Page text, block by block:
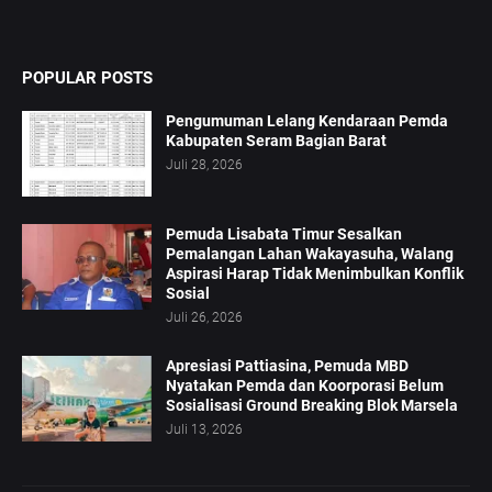
POPULAR POSTS
Pengumuman Lelang Kendaraan Pemda
Kabupaten Seram Bagian Barat
Juli 28, 2026
Pemuda Lisabata Timur Sesalkan
Pemalangan Lahan Wakayasuha, Walang
Aspirasi Harap Tidak Menimbulkan Konflik
Sosial
Juli 26, 2026
Apresiasi Pattiasina, Pemuda MBD
Nyatakan Pemda dan Koorporasi Belum
Sosialisasi Ground Breaking Blok Marsela
Juli 13, 2026